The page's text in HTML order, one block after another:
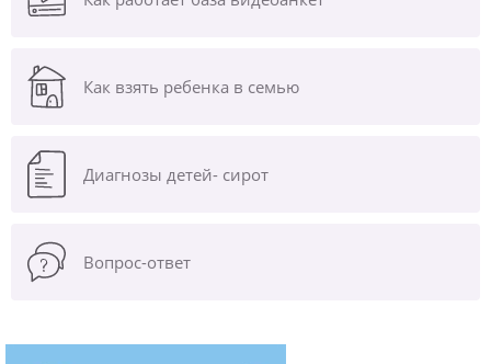
Как взять ребенка в семью
Диагнозы детей- сирот
Вопрос-ответ